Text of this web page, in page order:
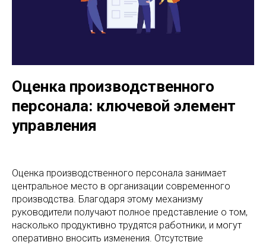
Оценка производственного
персонала: ключевой элемент
управления
Оценка производственного персонала занимает
центральное место в организации современного
производства. Благодаря этому механизму
руководители получают полное представление о том,
насколько продуктивно трудятся работники, и могут
оперативно вносить изменения. Отсутствие